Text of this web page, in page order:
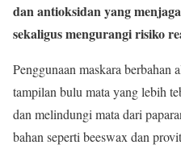
dan antioksidan yang
sekaligus mengurangi risiko
Penggunaan maskara berbahan
tampilan bulu mata yang lebih
dan melindungi mata dari
bahan seperti beeswax dan